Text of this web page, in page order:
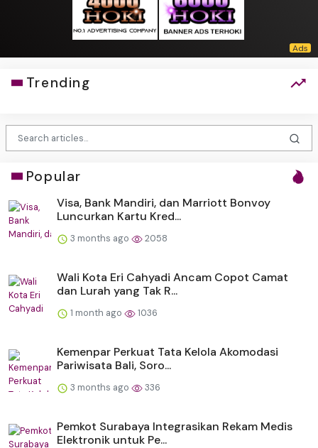
Trending
Popular
Visa, Bank Mandiri, dan Marriott Bonvoy
Luncurkan Kartu Kred...
3 months ago 2058
Wali Kota Eri Cahyadi Ancam Copot Camat
dan Lurah yang Tak R...
1 month ago 1036
Kemenpar Perkuat Tata Kelola Akomodasi
Pariwisata Bali, Soro...
3 months ago 336
Pemkot Surabaya Integrasikan Rekam Medis
Elektronik untuk Pe...